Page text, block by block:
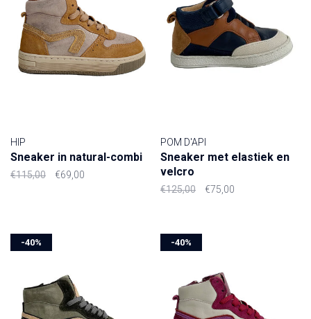
HIP
Sneaker in natural-combi
€115,00 €69,00
POM D'API
Sneaker met elastiek en
velcro
€125,00 €75,00
-40% -40%